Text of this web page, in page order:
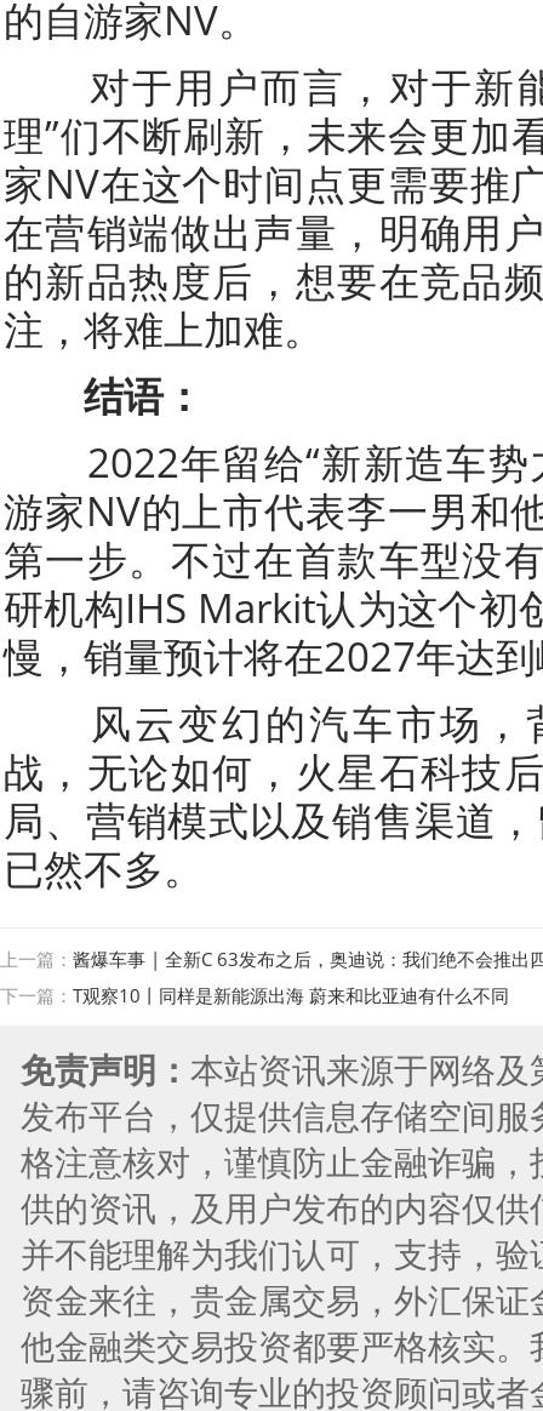
的自游家NV。
对于用户而言，对于新
理”们不断刷新，未来会更加
家NV在这个时间点更需要推
在营销端做出声量，明确用
的新品热度后，想要在竞品
注，将难上加难。
结语：
2022年留给“新新造车势
游家NV的上市代表李一男和
第一步。不过在首款车型没
研机构IHS Markit认为这个初
慢，销量预计将在2027年达
风云变幻的汽车市场，
战，无论如何，火星石科技
局、营销模式以及销售渠道
已然不多。
上一篇： 酱爆车事 | 全新C 63发布之后，奥迪说：我们绝不会推出
下一篇： T观察10丨同样是新能源出海 蔚来和比亚迪有什么不同
免责声明： 本站资讯来源于网络
发布平台，仅提供信息存储空间
格注意核对，谨慎防止金融诈骗
供的资讯，及用户发布的内容仅
并不能理解为我们认可，支持，
资金来往，贵金属交易，外汇保
他金融类交易投资都要严格核实
骤前，请咨询专业的投资顾问或